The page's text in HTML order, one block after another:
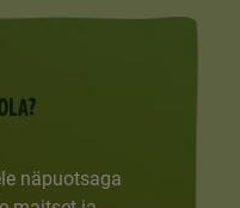
näpuotsaga